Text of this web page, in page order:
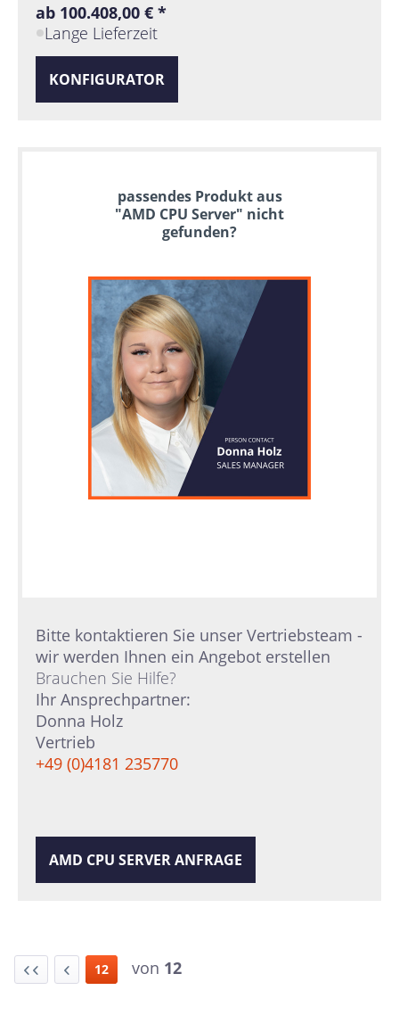
ab 100.408,00 € *
Lange Lieferzeit
KONFIGURATOR
passendes Produkt aus
"AMD CPU Server" nicht
gefunden?
Bitte kontaktieren Sie unser Vertriebsteam -
wir werden Ihnen ein Angebot erstellen
Brauchen Sie Hilfe?
Ihr Ansprechpartner:
Donna Holz
Vertrieb
+49 (0)4181 235770
AMD CPU SERVER ANFRAGE
12 von 12